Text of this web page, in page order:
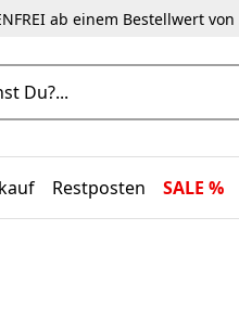
ab einem Bestellwert von
Restposten SALE %